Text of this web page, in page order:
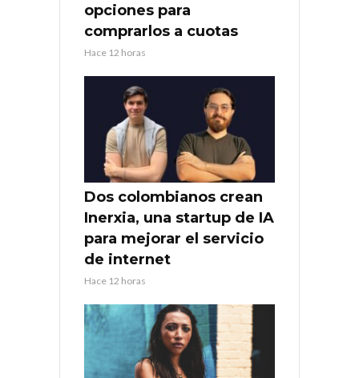
opciones para
comprarlos a cuotas
Hace 12 horas
Dos colombianos crean
Inerxia, una startup de IA
para mejorar el servicio
de internet
Hace 12 horas